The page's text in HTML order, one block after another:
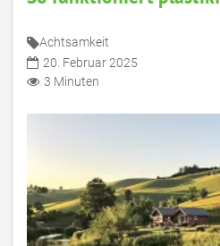
Achtsamkeit
20. Februar 2025
3 Minuten